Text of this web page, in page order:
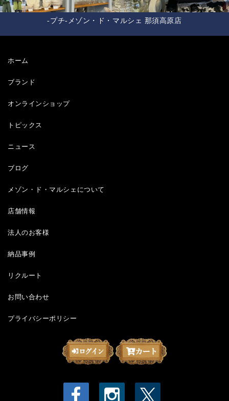
-プチ-メゾン・ド・マルシェ 那須高原店
ホーム
ブランド
オンラインショップ
トピックス
ニュース
ブログ
メゾン・ド・マルシェについて
店舗情報
法人のお客様
納品事例
リクルート
お問い合わせ
プライバシーポリシー